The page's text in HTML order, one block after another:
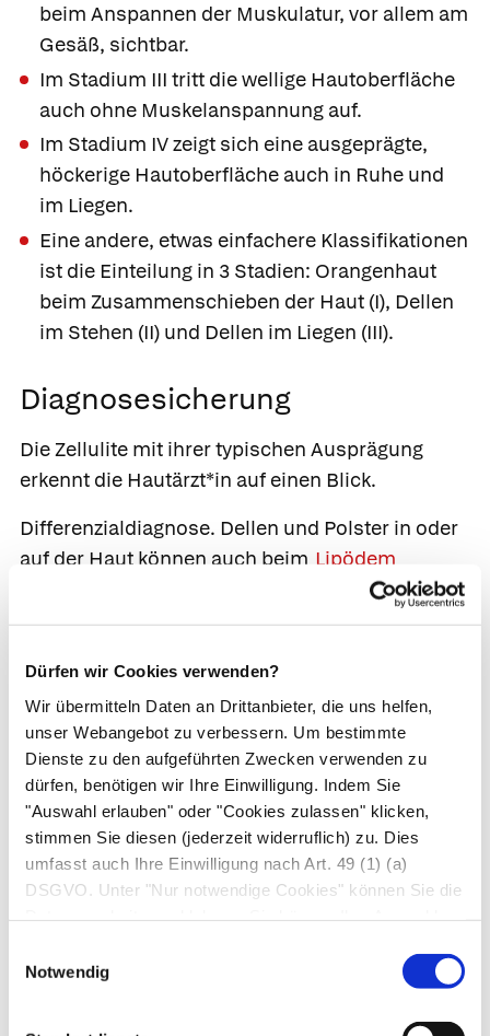
Dürfen wir Cookies verwenden?
Wir übermitteln Daten an Drittanbieter, die uns helfen,
unser Webangebot zu verbessern. Um bestimmte
Dienste zu den aufgeführten Zwecken verwenden zu
dürfen, benötigen wir Ihre Einwilligung. Indem Sie
"Auswahl erlauben" oder "Cookies zulassen" klicken,
stimmen Sie diesen (jederzeit widerruflich) zu. Dies
umfasst auch Ihre Einwilligung nach Art. 49 (1) (a)
DSGVO. Unter "Nur notwendige Cookies" können Sie die
Notwendig
beim Anspannen der Muskulatur, vor allem am
Gesäß, sichtbar.
Im Stadium III tritt die wellige Hautoberfläche
auch ohne Muskelanspannung auf.
Im Stadium IV zeigt sich eine ausgeprägte,
höckerige Hautoberfläche auch in Ruhe und
im Liegen.
Eine andere, etwas einfachere Klassifikationen
ist die Einteilung in 3 Stadien: Orangenhaut
beim Zusammenschieben der Haut (I), Dellen
im Stehen (II) und Dellen im Liegen (III).
Diagnosesicherung
Die Zellulite mit ihrer typischen Ausprägung
erkennt die Hautärzt*in auf einen Blick.
Differenzialdiagnose. Dellen und Polster in oder
auf der Haut können auch beim Lipödem
Gewichtsnormalisierung.BeiÜbergewichtsind
die Fettzellen deutlich vergrößert, quellen also
noch leichter durch schwaches Bindegewebe in
Richtung Oberhaut. Bei einer Gewichtsabnahme
schrumpfen die Fettzellen, weshalb die
Reduktion von Übergewicht als eine der
Basismaßnahmen gegen Zellulite gilt.
Behandlung hat sich neben der Normalisierung
erwiesen. Am besten ist ein Lauftraining, weil es